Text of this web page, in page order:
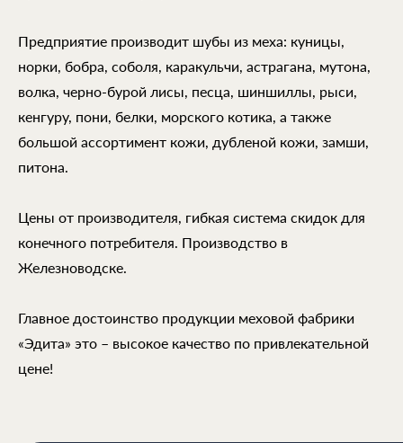
Предприятие производит шубы из меха: куницы,
норки, бобра, соболя, каракульчи, астрагана, мутона,
волка, черно-бурой лисы, песца, шиншиллы, рыси,
кенгуру, пони, белки, морского котика, а также
большой ассортимент кожи, дубленой кожи, замши,
питона.
Цены от производителя, гибкая система скидок для
конечного потребителя. Производство в
Железноводске.
Главное достоинство продукции меховой фабрики
«Эдита» это – высокое качество по привлекательной
цене!